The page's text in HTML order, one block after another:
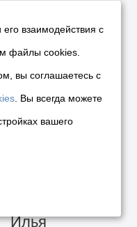
Чебакова
Ирина
Владимировна
Илья
взаимодействия с
файлы cookies.
вы соглашаетесь с
. Вы всегда можете
вашего